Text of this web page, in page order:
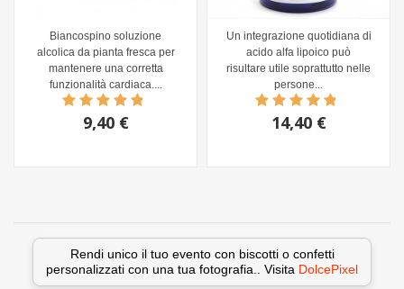
Biancospino soluzione
alcolica da pianta fresca per
mantenere una corretta
funzionalità cardiaca....
9,40 €
Un integrazione quotidiana di
acido alfa lipoico può
risultare utile soprattutto nelle
persone...
14,40 €
Rendi unico il tuo evento con biscotti o confetti
personalizzati con una tua fotografia.. Visita DolcePixel